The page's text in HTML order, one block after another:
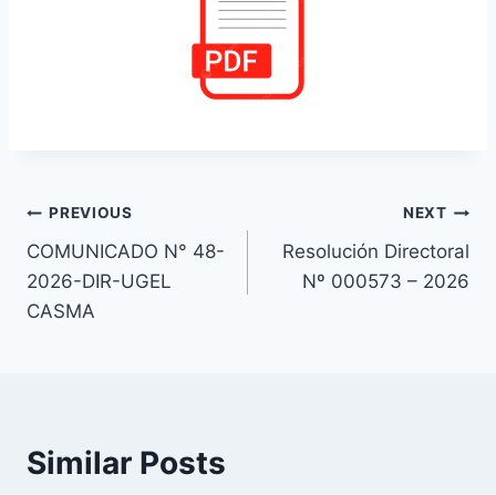
Navegación
de
entradas
PREVIOUS
COMUNICADO N° 48-
2026-DIR-UGEL
CASMA
NEXT
Resolución Directoral
Nº 000573 – 2026
Similar Posts